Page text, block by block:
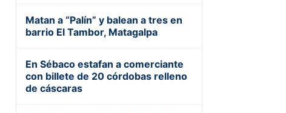
Matan a “Palín” y balean a tres en
barrio El Tambor, Matagalpa
En Sébaco estafan a comerciante
con billete de 20 córdobas relleno
de cáscaras